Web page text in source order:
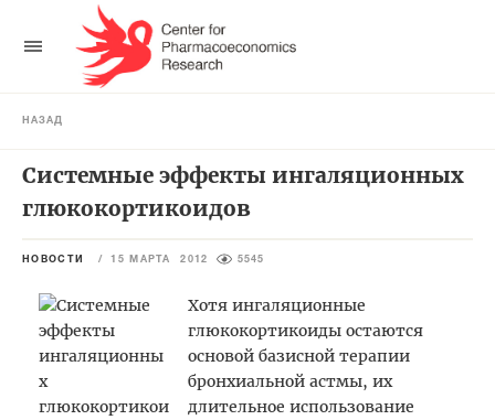
НАЗАД
Системные эффекты ингаляционных
глюкокортикоидов
НОВОСТИ / 15 МАРТА 2012 5545
Хотя ингаляционные
глюкокортикоиды остаются
основой базисной терапии
бронхиальной астмы, их
длительное использование